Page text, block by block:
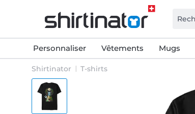
Personnaliser Vêtements Mugs
Shirtinator T-shirts